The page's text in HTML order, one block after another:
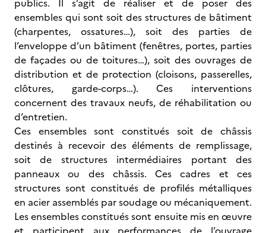
publics. Il s’agit de réaliser et de poser des
ensembles qui sont soit des structures de bâtiment
(charpentes, ossatures…), soit des parties de
l’enveloppe d’un bâtiment (fenêtres, portes, parties
de façades ou de toitures…), soit des ouvrages de
distribution et de protection (cloisons, passerelles,
clôtures, garde-corps…). Ces interventions
concernent des travaux neufs, de réhabilitation ou
d’entretien.
Ces ensembles sont constitués soit de châssis
destinés à recevoir des éléments de remplissage,
soit de structures intermédiaires portant des
panneaux ou des châssis. Ces cadres et ces
structures sont constitués de profilés métalliques
en acier assemblés par soudage ou mécaniquement.
Les ensembles constitués sont ensuite mis en œuvre